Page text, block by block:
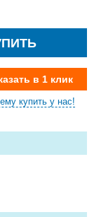
в 1 клик
купить у нас!